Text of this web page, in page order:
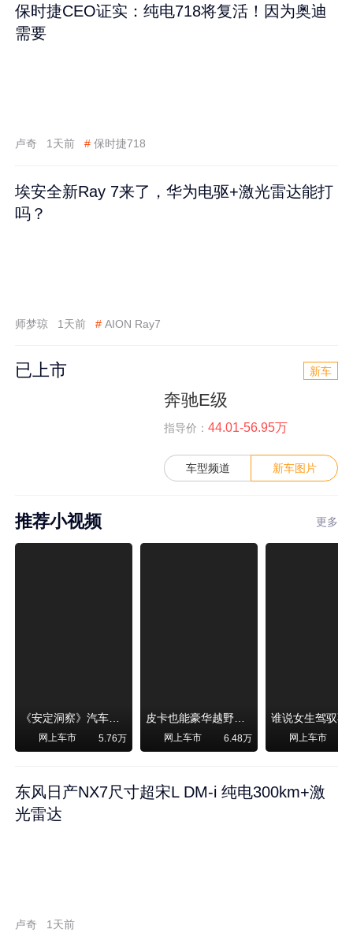
保时捷CEO证实：纯电718将复活！因为奥迪
需要
卢奇 1天前 # 保时捷718
埃安全新Ray 7来了，华为电驱+激光雷达能打
吗？
师梦琼 1天前 # AION Ray7
已上市 新车
奔驰E级
指导价： 44.01-56.95万
车型频道 新车图片
推荐小视频 更多
《安定洞察》汽车烧不烧油，和石油安全无关！
网上车市 5.76万
皮卡也能豪华越野！纵横F700上市，限时卖29.99万起
网上车市 6.48万 网上车市
东风日产NX7尺寸超宋L DM-i 纯电300km+激
光雷达
卢奇 1天前